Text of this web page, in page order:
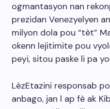
ogmantasyon nan
prezidan Venezyelyen
milyon dola pou “tèt”
okenn lejitimite pou
peyi, sitou paske li pa
LèzEtazini responsab
anbago, jan l ap fè ak